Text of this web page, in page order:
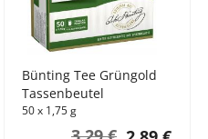
Bünting Tee Grüngold
Tassenbeutel
50 x 1,75 g